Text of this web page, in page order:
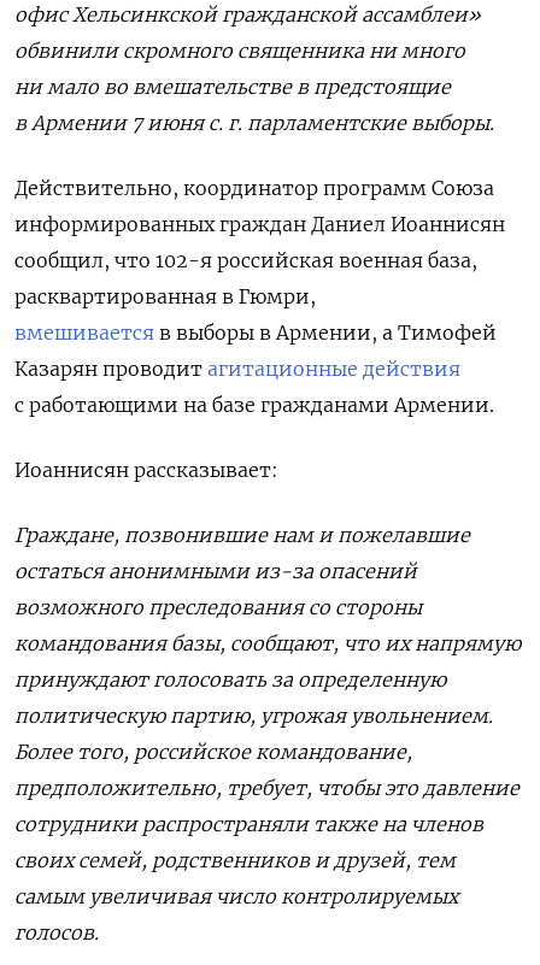
офис Хельсинкской гражданской ассамблеи»
обвинили скромного священника ни много
ни мало во вмешательстве в предстоящие
в Армении 7 июня с. г. парламентские выборы.
Действительно, координатор программ Союза
информированных граждан Даниел Иоаннисян
сообщил, что 102-я российская военная база,
расквартированная в Гюмри,
вмешивается в выборы в Армении, а Тимофей
Казарян проводит агитационные действия
с работающими на базе гражданами Армении.
Иоаннисян рассказывает:
Граждане, позвонившие нам и пожелавшие
остаться анонимными из-за опасений
возможного преследования со стороны
командования базы, сообщают, что их напрямую
принуждают голосовать за определенную
политическую партию, угрожая увольнением.
Более того, российское командование,
предположительно, требует, чтобы это давление
сотрудники распространяли также на членов
своих семей, родственников и друзей, тем
самым увеличивая число контролируемых
голосов.